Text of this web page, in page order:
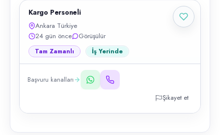
Kargo Personeli
Ankara Türkiye
24 gün önce
Görüşülür
Tam Zamanlı İş Yerinde
Başvuru kanalları
Şikayet et